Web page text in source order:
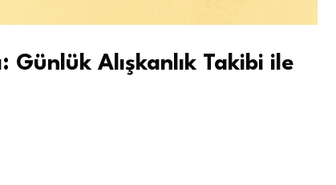
Günlük Alışkanlık Takibi ile